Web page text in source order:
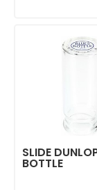
SLIDE
BOTTLE